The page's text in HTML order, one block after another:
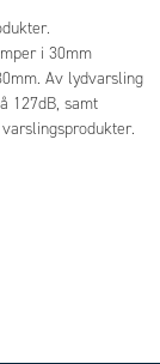
i 30mm
Av lydvarsling
127dB, samt